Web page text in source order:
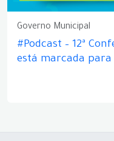
Governo Municipal
#Podcast – 12ª
está marcada para